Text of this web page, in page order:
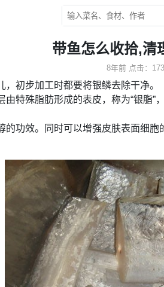
带鱼怎么收拾,清
8年前 点击：
初步加工时都要将银鳞去除干净。
特殊脂肪形成的表皮，称为“银脂
的功效。同时可以增强皮肤表面细